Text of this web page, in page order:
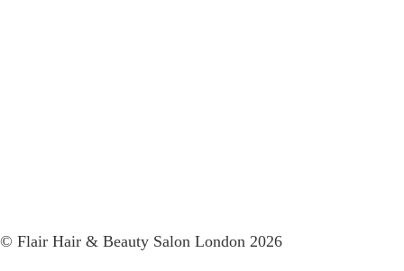
© Flair Hair & Beauty Salon London 2026